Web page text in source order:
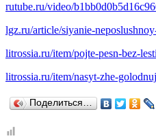
rutube.ru/video/
lgz.ru/article/siyanie-
litrossia.ru/item/pojte-pesn-bez-
litrossia.ru/item/nasyt-zhe-
Поделиться…